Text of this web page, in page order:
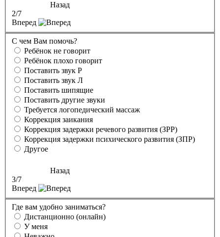
Назад
2/7
Вперед
С чем Вам помочь?
Ребёнок не говорит
Ребёнок плохо говорит
Поставить звук Р
Поставить звук Л
Поставить шипящие
Поставить другие звуки
Требуется логопедический массаж
Коррекция заикания
Коррекция задержки речевого развития (ЗРР)
Коррекция задержки психического развития (ЗПР)
Другое
Назад
3/7
Вперед
Где вам удобно заниматься?
Дистанционно (онлайн)
У меня